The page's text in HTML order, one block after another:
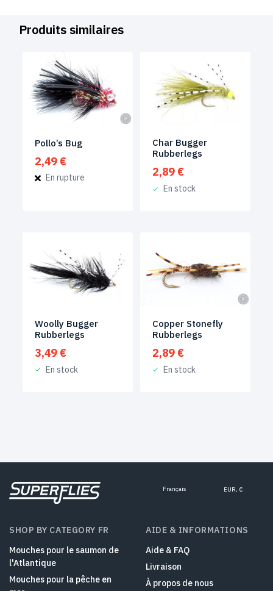
Produits similaires
Pollo’s Bug
2,49 €
En rupture
Char Bugger
Rubberlegs
2,89 €
En stock
Woolly Bugger
Rubberlegs
3,49 €
En stock
Copper Stonefly
Rubberlegs
2,89 €
En stock
Français EUR, €
SHOP BY CATEGORY FR
Mouches pour le saumon de
l'Atlantique
Mouches pour la pêche en
AIDE & INFORMATIONS
Aide & FAQ
Livraison
À propos de nous